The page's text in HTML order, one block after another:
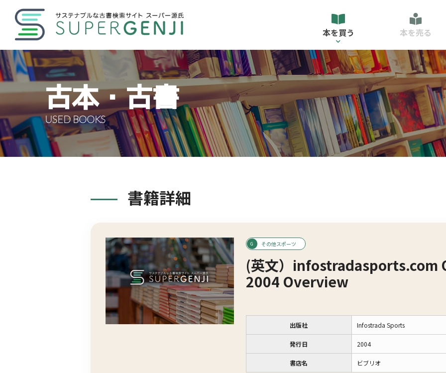
本を買う 本を売る
古本・古書
USED BOOKS
書籍詳細
その他スポーツ
(英文）infostradasports.com
2004 Overview
出版社 Infostrada Sports
発行日 2004
書店名 ビブリオ